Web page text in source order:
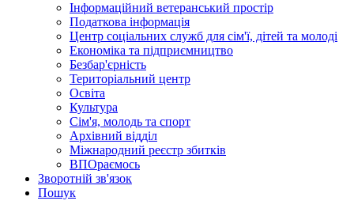
Інформаційний ветеранський простір
Податкова інформація
Центр соціальних служб для сім'ї, дітей та молоді
Економіка та підприємництво
Безбар'єрність
Територіальний центр
Освіта
Культура
Сім'я, молодь та спорт
Архівний відділ
Міжнародний реєстр збитків
ВПОраємось
Зворотній зв'язок
Пошук